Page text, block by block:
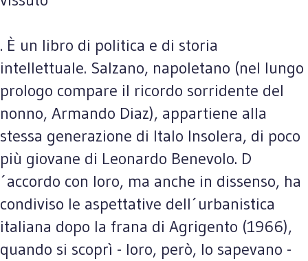
. È un libro di politica e di storia
intellettuale. Salzano, napoletano (nel lungo
prologo compare il ricordo sorridente del
nonno, Armando Diaz), appartiene alla
stessa generazione di Italo Insolera, di poco
più giovane di Leonardo Benevolo. D
´accordo con loro, ma anche in dissenso, ha
condiviso le aspettative dell´urbanistica
italiana dopo la frana di Agrigento (1966),
quando si scoprì - loro, però, lo sapevano -